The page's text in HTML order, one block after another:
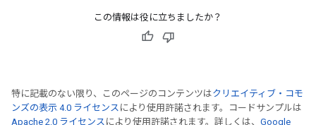
この情報は役に立ちましたか？
特に記載のない限り、このページのコンテンツはクリエイティブ・コモ
ンズの表示 4.0 ライセンス により使用許諾されます。コードサンプルは
Apache 2.0 ライセンス により使用許諾されます。詳しくは、 Google